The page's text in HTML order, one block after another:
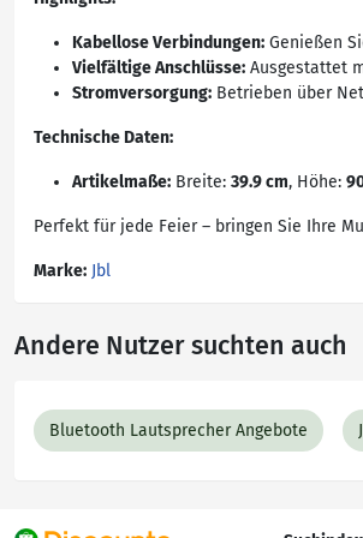
Kabellose Verbindungen: Genießen
Vielfältige Anschlüsse: Ausgestattet
Stromversorgung: Betrieben über
Technische Daten:
Artikelmaße: Breite: 39.9 cm, Höhe:
Perfekt für jede Feier – bringen Sie Ihre
Marke: Jbl
Andere Nutzer suchten auch
Bluetooth Lautsprecher Angebote